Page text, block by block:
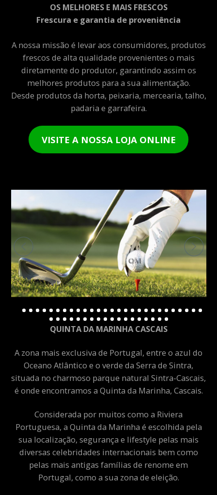
OS MELHORES E MAIS FRESCOS
Frescura e garantia de proveniência
A nossa missão é levar aos consumidores, produtos
frescos de alta qualidade provenientes o mais
diretamente do produtor, garantindo assim os
melhores produtos para a sua alimentação.
Desde produtos da horta, peixaria, mercearia, talho,
padaria e garrafeira.
VISITE A NOSSA LOJA ONLINE
QUINTA DA MARINHA CASCAIS
A zona mais exclusiva de Portugal, entre o azul do
Oceano Atlântico e o verde da Serra de Sintra,
situada no charmoso parque natural Sintra-Cascais,
é onde encontramos a Quinta da Marinha, Cascais.
Considerada por muitos como a Riviera
Portuguesa, a Quinta da Marinha é escolhida pela
sua localização, segurança e lifestyle pelas mais
diversas celebridades internacionais bem como
pelas mais antigas famílias de renome em
Portugal, como a sua zona de eleição.